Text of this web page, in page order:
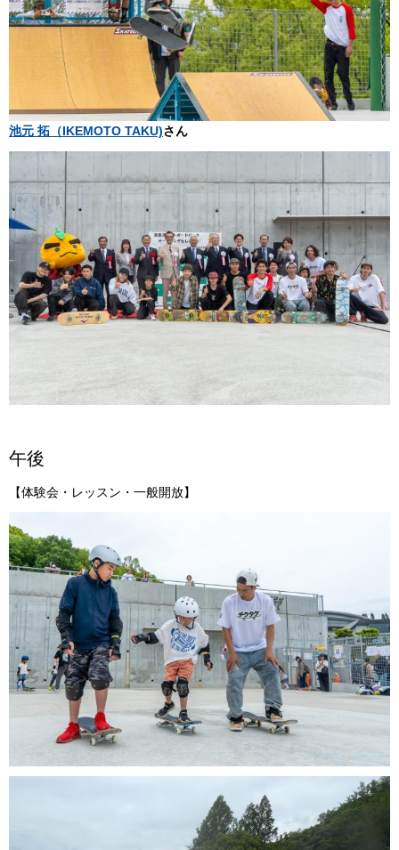
池元 拓（IKEMOTO TAKU)さん
午後
【体験会・レッスン・一般開放】